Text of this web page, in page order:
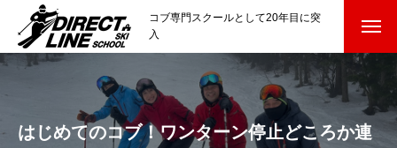
コブ専門スクールとして20年目に突
入
スクールについて知る Directline Ski School
コンセプトと開催スキー場
はじめてのコブ！ワンターン停止どころか連